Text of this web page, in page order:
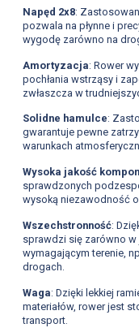
Napęd 2x8:
pozwala na płynne i
wygodę zarówno na
Amortyzacja: Rower
pochłania wstrząsy i
zwłaszcza w
Solidne hamulce:
gwarantuje pewne
warunkach
Wysoka jakość
sprawdzonych
wysoką niezawodność
Wszechstronność:
sprawdzi się zarówno
wymagającym terenie,
drogach.
Waga: Dzięki lekkiej
materiałów, rower jest
transport.